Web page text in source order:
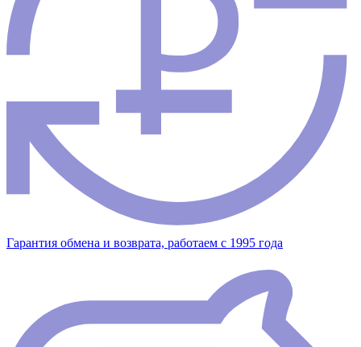
Гарантия обмена и возврата, работаем с 1995 года